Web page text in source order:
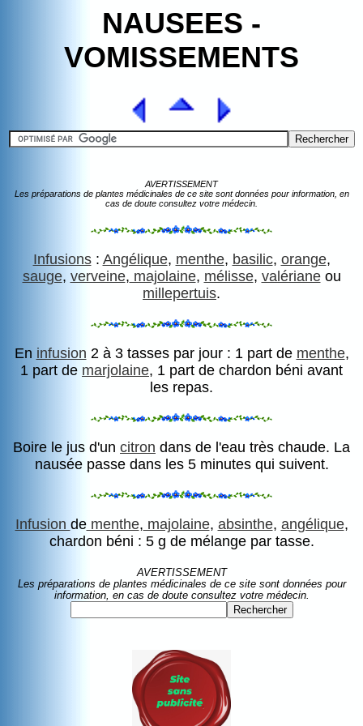
NAUSEES -
VOMISSEMENTS
AVERTISSEMENT
Les préparations de plantes médicinales de ce site sont données pour information, en
cas de doute consultez votre médecin.
Infusions: Angélique, menthe, basilic, orange,
sauge, verveine, majolaine, mélisse, valérianeou
millepertuis.
En infusion 2 à 3 tasses par jour : 1 part de menthe,
1 part de marjolaine, 1 part de chardon béni avant
les repas.
Boire le jus d'un citron dans de l'eau très chaude. La
nausée passe dans les 5 minutes qui suivent.
Infusion dementhe, majolaine, absinthe, angélique,
chardon béni : 5 g de mélange par tasse.
AVERTISSEMENT
Les préparations de plantes médicinales de ce site sont données pour
information, en cas de doute consultez votre médecin.